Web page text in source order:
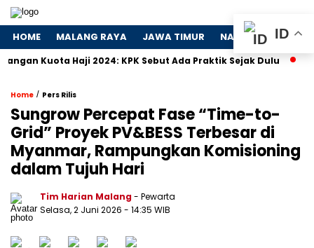
HOME MALANG RAYA JAWA TIMUR NASIONAL
Kuota Haji 2024: KPK Sebut Ada Praktik Sejak Dulu Dosa-
Home / Pers Rilis
Sungrow Percepat Fase “Time-to-
Grid” Proyek PV&BESS Terbesar di
Myanmar, Rampungkan Komisioning
dalam Tujuh Hari
Tim Harian Malang- Pewarta
Selasa, 2 Juni 2026 - 14:35 WIB
ID